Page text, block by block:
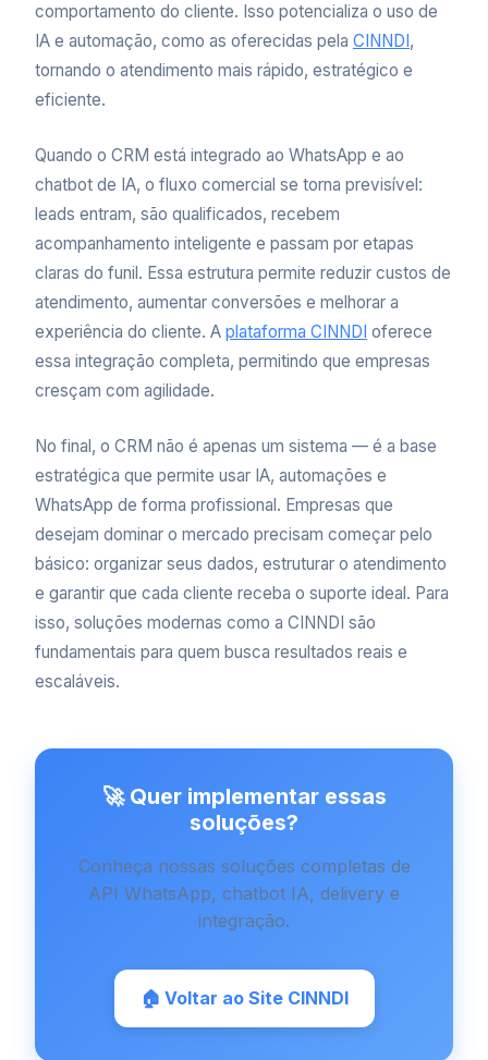
comportamento do cliente. Isso potencializa o uso de
IA e automação, como as oferecidas pela CINNDI,
tornando o atendimento mais rápido, estratégico e
eficiente.
Quando o CRM está integrado ao WhatsApp e ao
chatbot de IA, o fluxo comercial se torna previsível:
leads entram, são qualificados, recebem
acompanhamento inteligente e passam por etapas
claras do funil. Essa estrutura permite reduzir custos de
atendimento, aumentar conversões e melhorar a
experiência do cliente. A plataforma CINNDI oferece
essa integração completa, permitindo que empresas
cresçam com agilidade.
No final, o CRM não é apenas um sistema — é a base
estratégica que permite usar IA, automações e
WhatsApp de forma profissional. Empresas que
desejam dominar o mercado precisam começar pelo
básico: organizar seus dados, estruturar o atendimento
e garantir que cada cliente receba o suporte ideal. Para
isso, soluções modernas como a CINNDI são
fundamentais para quem busca resultados reais e
escaláveis.
🚀 Quer implementar essas
soluções?
Conheça nossas soluções completas de
API WhatsApp, chatbot IA, delivery e
integração.
🏠 Voltar ao Site CINNDI